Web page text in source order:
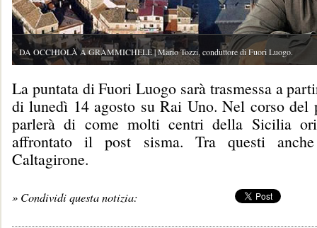
DA OCCHIOLÀ A GRAMMICHELE | Mario Tozzi, conduttore di Fuori Luogo.
La puntata di Fuori Luogo sarà trasmessa a
di lunedì 14 agosto su Rai Uno. Nel corso del
parlerà di come molti centri della Sicilia
affrontato il post sisma. Tra questi
Caltagirone.
» Condividi questa notizia: